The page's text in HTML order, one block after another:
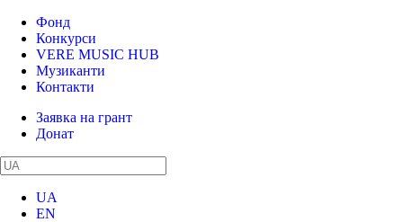
Фонд
Конкурси
VERE MUSIC HUB
Музиканти
Контакти
Заявка на грант
Донат
UA
EN